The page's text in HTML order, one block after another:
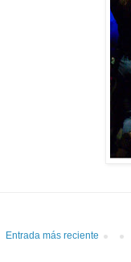
Entrada más reciente